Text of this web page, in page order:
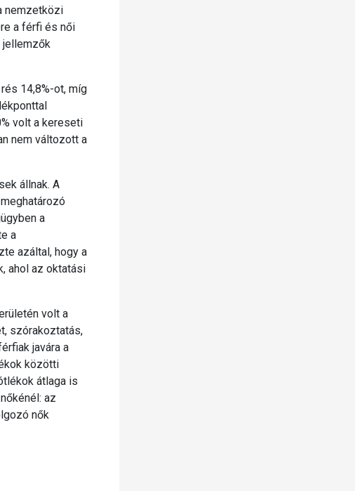
nemzetközi
a férfi és női
jellemzők
14,8%-ot, míg
volt a kereseti
nem változott a
állnak. A
a
a
azáltal, hogy a
ahol az oktatási
volt a
szórakoztatás,
javára a
közötti
átlaga is
az
nők